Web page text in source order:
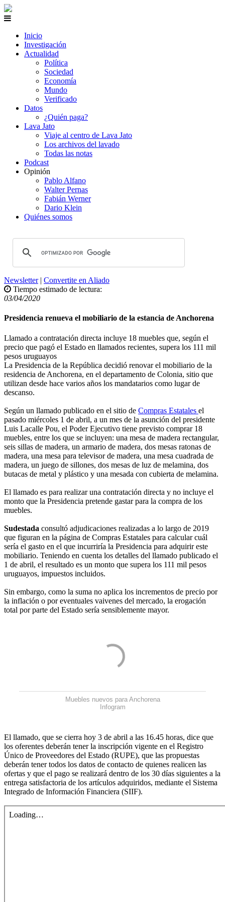
Inicio
Investigación
Actualidad
Política
Sociedad
Economía
Mundo
Verificado
Datos
¿Quién paga?
Lava Jato
Viaje al centro de Lava Jato
Los archivos del lavado
Todas las notas
Podcast
Opinión
Pablo Alfano
Walter Pernas
Fabián Werner
Dario Klein
Quiénes somos
Newsletter| Convertite en Aliado
Tiempo estimado de lectura:
03/04/2020
Presidencia renueva el mobiliario de la estancia de Anchorena
Llamado a contratación directa incluye 18 muebles que, según el
precio que pagó el Estado en llamados recientes, supera los 111 mil
pesos uruguayos
La Presidencia de la República decidió renovar el mobiliario de la
residencia de Anchorena, en el departamento de Colonia, sitio que
utilizan desde hace varios años los mandatarios como lugar de
descanso.
Según un llamado publicado en el sitio de Compras Estatales el
pasado miércoles 1 de abril, a un mes de la asunción del presidente
Luis Lacalle Pou, el Poder Ejecutivo tiene previsto comprar 18
muebles, entre los que se incluyen: una mesa de madera rectangular,
seis sillas de madera, un armario de madera, dos mesas ratonas de
madera, una mesa para televisor de madera, una mesa cuadrada de
madera, un juego de sillones, dos mesas de luz de melamina, dos
butacas de metal y plástico y una mesada con cubierta de melamina.
El llamado es para realizar una contratación directa y no incluye el
monto que la Presidencia pretende gastar para la compra de los
muebles.
Sudestada consultó adjudicaciones realizadas a lo largo de 2019
que figuran en la página de Compras Estatales para calcular cuál
sería el gasto en el que incurriría la Presidencia para adquirir este
mobiliario. Teniendo en cuenta los detalles del llamado publicado el
1 de abril, el resultado es un monto que supera los 111 mil pesos
uruguayos, impuestos incluidos.
Sin embargo, como la suma no aplica los incrementos de precio por
la inflación o por eventuales vaivenes del mercado, la erogación
total por parte del Estado sería sensiblemente mayor.
Muebles nuevos para Anchorena
Infogram
El llamado, que se cierra hoy 3 de abril a las 16.45 horas, dice que
los oferentes deberán tener la inscripción vigente en el Registro
Único de Proveedores del Estado (RUPE), que las propuestas
deberán tener todos los datos de contacto de quienes realicen las
ofertas y que el pago se realizará dentro de los 30 días siguientes a la
entrega satisfactoria de los artículos adquiridos, mediante el Sistema
Integrado de Información Financiera (SIIF).